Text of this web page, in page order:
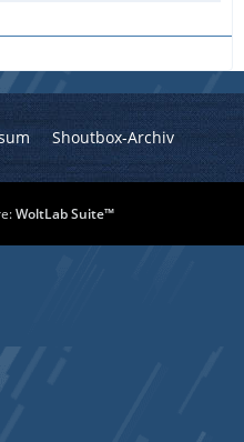
Shoutbox-Archiv
WoltLab Suite™